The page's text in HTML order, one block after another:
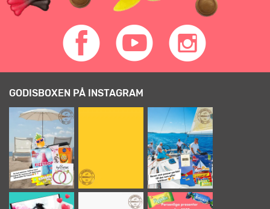
GODISBOXEN PÅ INSTAGRAM